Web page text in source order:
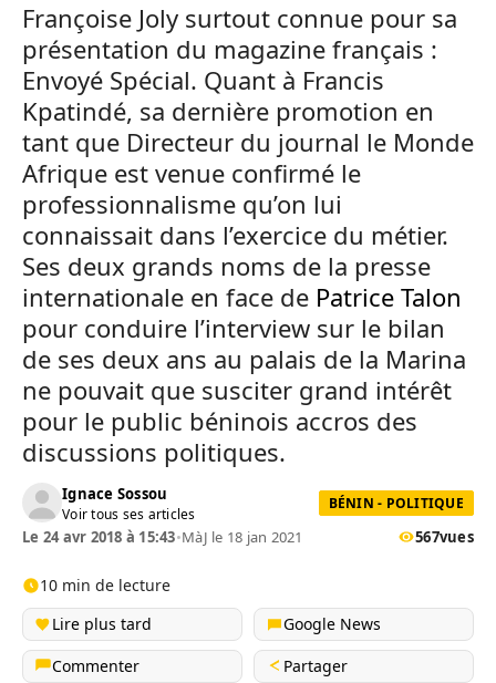
Françoise Joly surtout connue pour sa
présentation du magazine français :
Envoyé Spécial. Quant à Francis
Kpatindé, sa dernière promotion en
tant que Directeur du journal le Monde
Afrique est venue confirmé le
professionnalisme qu’on lui
connaissait dans l’exercice du métier.
Ses deux grands noms de la presse
internationale en face de Patrice Talon
pour conduire l’interview sur le bilan
de ses deux ans au palais de la Marina
ne pouvait que susciter grand intérêt
pour le public béninois accros des
discussions politiques.
Ignace Sossou
Voir tous ses articles
BÉNIN - POLITIQUE
Le 24 avr 2018 à 15:43•MàJ le 18 jan 2021 567vues
10 min de lecture
Lire plus tard
Google News
Commenter
Partager